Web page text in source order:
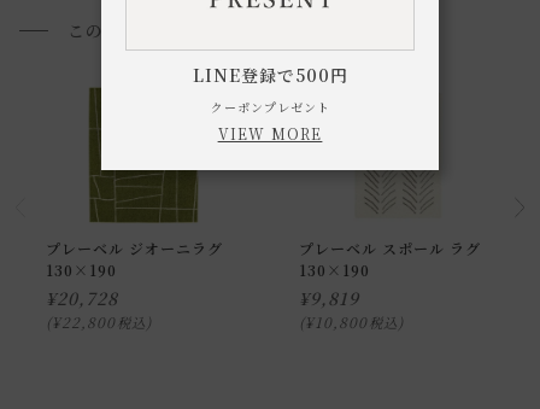
このアイテムを見た方におすすめ
プレーベル ジオーニラグ
130×190
¥20,728
¥22,800 税込
プレーベル スポール ラグ
130×190
¥9,819
¥10,800 税込
LINE登録で500円
クーポンプレゼント
VIEW MORE